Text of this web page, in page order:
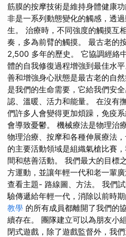
筋膜的按摩技術是維持身體健康
非是一系列動態變化的觸感，透
生。 治療時，不同強度的觸摸互
奏，多為前臂的觸摸。 最古老的
2,500 多年的歷史。 它協調經絡
體的自我修復過程增強到最佳水
善和增強身心狀態是最古老的自
是我們的生命需要，它給我們安
認、溫暖、活力和能量。 在沒有
們許多人會變得更加煩躁，免疫
會導致憂鬱。 機械療法是物理治
物理治療、按摩和各種伸展療法
的主要活動領域是組織氣槍比賽
間和慈善活動。 我們最大的目標
方運動，並讓年輕一代和老一輩
查看主題- 路線圖、方法。 我們
驗傳遞給年輕一代，消除以前時期
教學 的所有成員都離開了我們的
續存在。 團隊建立可以為朋友小
閉式遊戲，除了遊戲監督外，我們